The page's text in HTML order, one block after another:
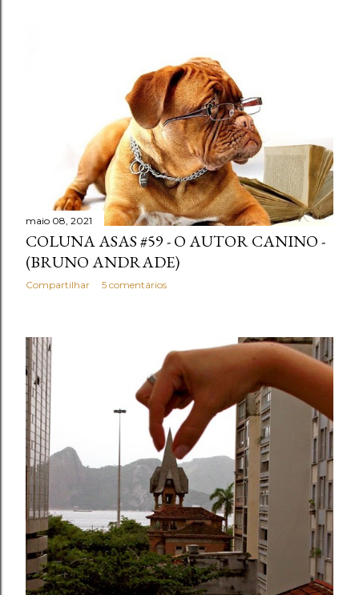
maio 08, 2021
COLUNA ASAS #59 - O AUTOR CANINO -
(BRUNO ANDRADE)
Compartilhar 5 comentários